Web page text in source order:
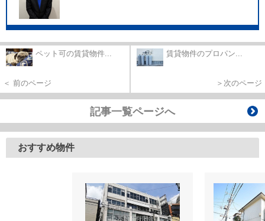
ペット可の賃貸物件...
＜ 前のページ
賃貸物件のプロパン...
＞次のページ
記事一覧ページへ
おすすめ物件